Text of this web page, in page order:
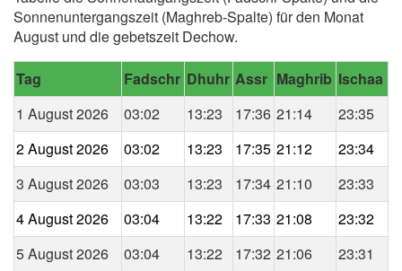
Sonnenuntergangszeit (Maghreb-Spalte) für den Monat
August und die gebetszeit Dechow.
Tag Fadschr Dhuhr Assr Maghrib Ischaa
1 August 2026
03:02 13:23 17:36 21:14
23:35
2 August 2026
03:02 13:23 17:35 21:12
23:34
3 August 2026
03:03 13:23 17:34 21:10
23:33
4 August 2026
03:04 13:22 17:33 21:08
23:32
5 August 2026
03:04 13:22 17:32 21:06
23:31